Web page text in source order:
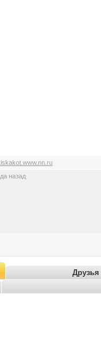
назад
Друзья